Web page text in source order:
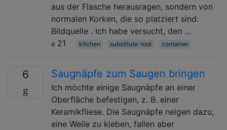
aus der Flasche herausragen, sondern von
normalen Korken, die so platziert sind:
Bildquelle . Ich habe versucht, den …
21
kitchen substitute-tool container
6 Saugnäpfe zum Saugen bringen
Ich möchte einige Saugnäpfe an einer
Oberfläche befestigen, z. B. einer
Keramikfliese. Die Saugnäpfe neigen dazu,
eine Weile zu kleben, fallen aber